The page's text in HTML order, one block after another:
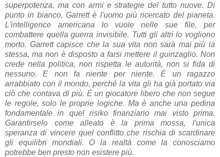
superpotenza, ma con armi e strategie del tutto nuove. Di
punto in bianco, Garrett è l'uomo più ricercato del pianeta.
L'intelligence americana lo vuole nelle sue file, per
combattere quella guerra invisibile. Tutti gli altri lo vogliono
morto. Garrett capisce che la sua vita non sarà mai più la
stessa, ma non è disposto a farsi mettere il guinzaglio. Non
crede nella politica, non rispetta le autorità, non si fida di
nessuno. E non fa niente per niente. È un ragazzo
arrabbiato con il mondo, perché la vita gli ha già portato via
ciò che contava di più. È un giocatore libero che non segue
le regole, solo le proprie logiche. Ma è anche una pedina
fondamentale in quel risiko finanziario mai visto prima.
Garantirselo come alleato è la prima mossa, l'unica
speranza di vincere quel conflitto che rischia di scardinare
gli equilibri mondiali. O la realtà come la conosciamo
potrebbe ben presto non esistere più.